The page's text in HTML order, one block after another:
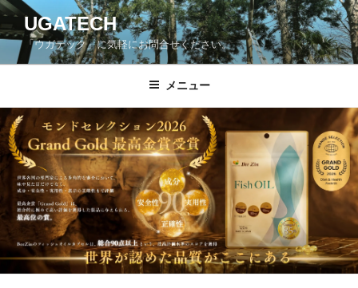
コ
ン
ン
ス
キ
ッ
UGATECH
「ウガテック」に気軽にお問合せください。
メニュー